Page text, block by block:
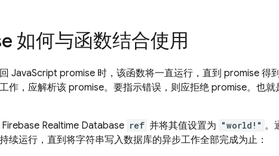
如何与函数结合使用
JavaScript promise 时，该函数将一直运行，直到 promise 得
作，应解析该 promise。要指示错误，则应拒绝 promise。也
Firebase Realtime Database ref 并将其值设置为 "world!" 。
续运行，直到将字符串写入数据库的异步工作全部完成为止：